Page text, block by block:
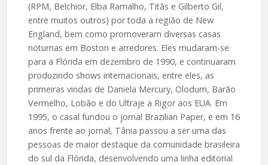
(RPM, Belchior, Elba Ramalho, Titãs e Gilberto Gil,
entre muitos outros) por toda a região de New
England, bem como promoveram diversas casas
noturnas em Boston e arredores. Eles mudaram-se
para a Flórida em dezembro de 1990, e continuaram
produzindo shows internacionais, entre eles, as
primeiras vindas de Daniela Mercury, Olodum, Barão
Vermelho, Lobão e do Ultraje a Rigor aos EUA. Em
1995, o casal fundou o jornal Brazilian Paper, e em 16
anos frente ao jornal, Tânia passou a ser uma das
pessoas de maior destaque da comunidade brasileira
do sul da Flórida, desenvolvendo uma linha editorial